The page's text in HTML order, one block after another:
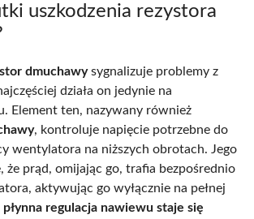
uszkodzenia rezystora
dmuchawysygnalizuje problemy z
działa on jedynie na
Element ten, nazywany również
, kontroluje napięcie potrzebne do
wentylatora na niższych obrotach. Jego
że prąd, omijając go, trafia bezpośrednio
aktywując go wyłącznie na pełnej
płynna regulacja nawiewu staje się